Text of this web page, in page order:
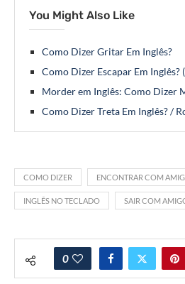
You Might Also Like
Como Dizer Gritar Em Inglês?
Como Dizer Escapar Em Inglês?
Morder em Inglês: Como Dizer
Como Dizer Treta Em Inglês? /
COMO DIZER ENCONTRAR COM
INGLÊS NO TECLADO SAIR COM
0